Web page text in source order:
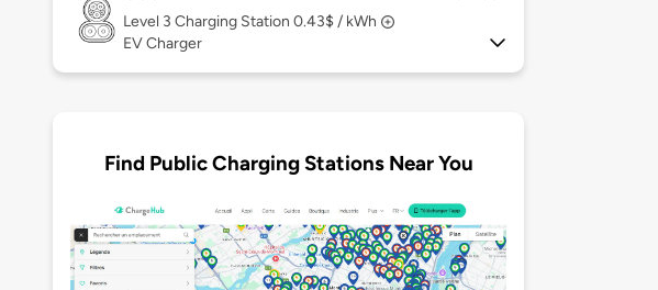
Level 3 Charging Station 0.43$ / kWh
EV Charger
Find Public Charging Stations Near You